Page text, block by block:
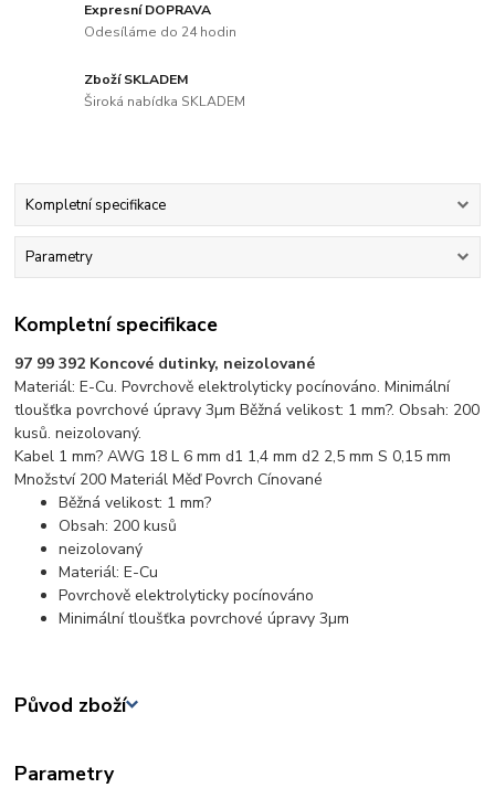
Expresní DOPRAVA
Odesíláme do 24 hodin
Zboží SKLADEM
Široká nabídka SKLADEM
Kompletní specifikace
Parametry
Kompletní specifikace
97 99 392 Koncové dutinky, neizolované
Materiál: E-Cu. Povrchově elektrolyticky pocínováno. Minimální
tloušťka povrchové úpravy 3µm Běžná velikost: 1 mm?. Obsah: 200
kusů. neizolovaný.
Kabel 1 mm? AWG 18 L 6 mm d1 1,4 mm d2 2,5 mm S 0,15 mm
Množství 200 Materiál Měď Povrch Cínované
Běžná velikost: 1 mm?
Obsah: 200 kusů
neizolovaný
Materiál: E-Cu
Povrchově elektrolyticky pocínováno
Minimální tloušťka povrchové úpravy 3µm
Původ zboží
Parametry